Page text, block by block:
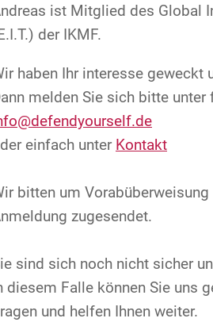
ist Mitglied des Global
der IKMF.
haben Ihr interesse geweckt
melden Sie sich bitte
einfach unter Kontakt
bitten um
zugesendet.
sind sich noch nicht sicher
diesem Falle können Sie uns
und helfen Ihnen weiter.